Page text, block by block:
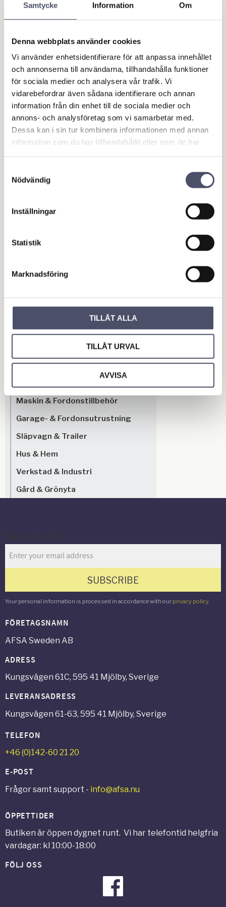
Samtycke Information Om
Denna webbplats använder cookies
Vi använder enhetsidentifierare för att anpassa innehållet
och annonserna till användarna, tillhandahålla funktioner
för sociala medier och analysera vår trafik. Vi
vidarebefordrar även sådana identifierare och annan
information från din enhet till de sociala medier och
annons- och analysföretag som vi samarbetar med.
Dessa kan i sin tur kombinera informationen med annan
information som du har tillhandahållit eller som de har
Nödvändig
Inställningar
Statistik
Marknadsföring
TILLÅT ALLA
TILLÅT URVAL
AVVISA
Write a review!
Instruktion hur man höjer och sänker domkraften: För
att reglera höjden på domkraften tar men tag i spaken
(silverfärgad) och antingen ställa den i övre eller nedre
läge.
För att sedan släppa ned så ställs spaken i nedre läget
enligt bild 3.
När farmardomkraften är ny kan det behövas spraya
lite olja på mekanismen för att den ska fungera smidigt.
Reviews
Maskin & Fordonstillbehör
Garage- & Fordonsutrustning
Släpvagn & Trailer
Hus & Hem
Verkstad & Industri
Gård & Grönyta
SUBSCRIBE
Your personal information is processed in accordance with our privacy policy.
FÖRETAGSNAMN
AFSA Sweden AB
ADRESS
Kungsvägen 61C, 595 41 Mjölby, Sverige
LEVERANSADRESS
Kungsvägen 61-63, 595 41 Mjölby, Sverige
TELEFON
+46 (0)142-60 21 20
E-POST
Frågor samt support - info@afsa.nu
ÖPPETTIDER
Butiken är öppen dygnet runt. Vi har telefontid helgfria
vardagar: kl 10:00-18:00
FÖLJ OSS